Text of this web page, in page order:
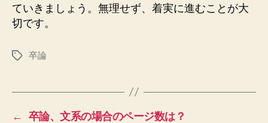
ていきましょう。無理せず、着実に進むことが大
切です。
タ
卒論
←
卒論、文系の場合のページ数は？